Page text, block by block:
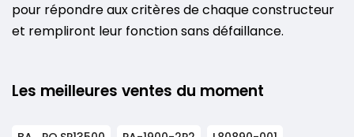
pour répondre aux critères de chaque constructeur
et rempliront leur fonction sans défaillance.
Les meilleures ventes du moment